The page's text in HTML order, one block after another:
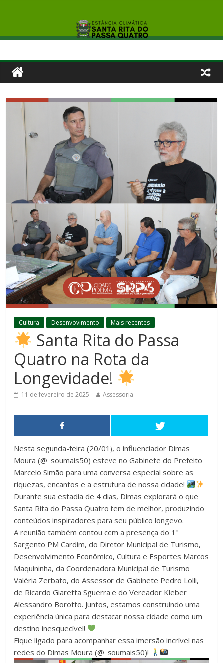
Cultura Desenvovimento Mais recentes
Santa Rita do Passa
Quatro na Rota da
Longevidade!
11 de fevereiro de 2025 Assessoria
Nesta segunda-feira (20/01), o influenciador Dimas
Moura (@_soumais50) esteve no Gabinete do Prefeito
Marcelo Simão para uma conversa especial sobre as
riquezas, encantos e a estrutura de nossa cidade!
Durante sua estadia de 4 dias, Dimas explorará o que
Santa Rita do Passa Quatro tem de melhor, produzindo
conteúdos inspiradores para seu público longevo.
A reunião também contou com a presença do 1º
Sargento PM Cardim, do Diretor Municipal de Turismo,
Desenvolvimento Econômico, Cultura e Esportes Marcos
Maquininha, da Coordenadora Municipal de Turismo
Valéria Zerbato, do Assessor de Gabinete Pedro Lolli,
de Ricardo Giaretta Sguerra e do Vereador Kleber
Alessandro Borotto. Juntos, estamos construindo uma
experiência única para destacar nossa cidade como um
destino inesquecível!
Fique ligado para acompanhar essa imersão incrível nas
redes do Dimas Moura (@_soumais50)!